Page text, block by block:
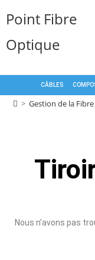
Point Fibre
Optique
CÂBLES
> Gestion de la Fibre
Nous n'avons pas